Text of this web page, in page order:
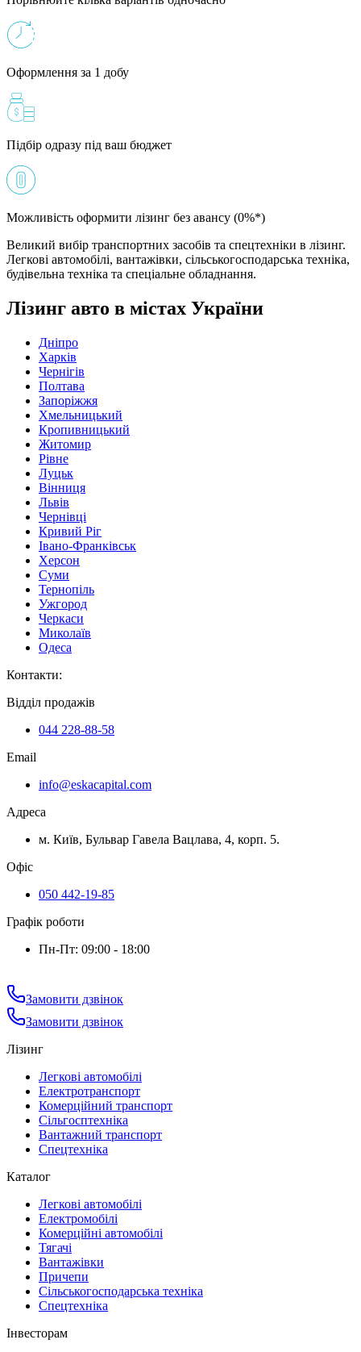
Оформлення за 1 добу
Підбір одразу під ваш бюджет
Можливість оформити лізинг без авансу (0%*)
Великий вибір транспортних засобів та спецтехніки в лізинг.
Легкові автомобілі, вантажівки, сільськогосподарська техніка,
будівельна техніка та спеціальне обладнання.
Лізинг авто в містах України
Дніпро
Харків
Чернігів
Полтава
Запоріжжя
Хмельницький
Кропивницький
Житомир
Рівне
Луцьк
Вінниця
Львів
Чернівці
Кривий Ріг
Івано-Франківськ
Херсон
Суми
Тернопіль
Ужгород
Черкаси
Миколаїв
Одеса
Контакти:
Відділ продажів
044 228-88-58
Email
info@eskacapital.com
Адреса
м. Київ, Бульвар Гавела Вацлава, 4, корп. 5.
Офіс
050 442-19-85
Графік роботи
Пн-Пт: 09:00 - 18:00
Замовити дзвінок
Замовити дзвінок
Лізинг
Легкові автомобілі
Електротранспорт
Комерційний транспорт
Сільгосптехніка
Вантажний транспорт
Спецтехніка
Каталог
Легкові автомобілі
Електромобілі
Комерційні автомобілі
Тягачі
Вантажівки
Причепи
Сільськогосподарська техніка
Спецтехніка
Інвесторам